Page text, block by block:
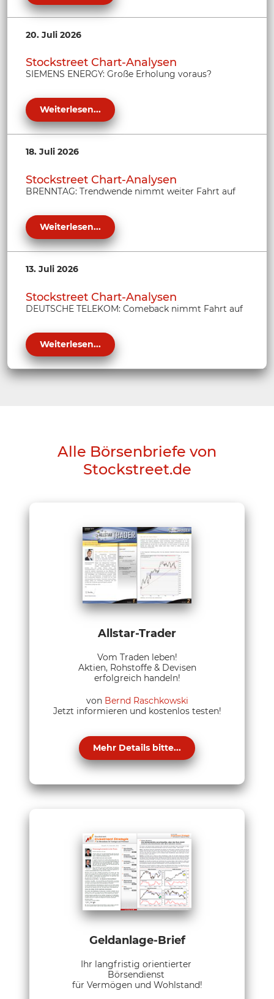
20. Juli 2026
Stockstreet Chart-Analysen
SIEMENS ENERGY: Große Erholung voraus?
Weiterlesen...
18. Juli 2026
Stockstreet Chart-Analysen
BRENNTAG: Trendwende nimmt weiter Fahrt auf
Weiterlesen...
13. Juli 2026
Stockstreet Chart-Analysen
DEUTSCHE TELEKOM: Comeback nimmt Fahrt auf
Weiterlesen...
Alle Börsenbriefe von
Stockstreet.de
Allstar-Trader
Vom Traden leben!
Aktien, Rohstoffe & Devisen
erfolgreich handeln!
von Bernd Raschkowski
Jetzt informieren und kostenlos testen!
Mehr Details bitte...
Geldanlage-Brief
Ihr langfristig orientierter
Börsendienst
für Vermögen und Wohlstand!